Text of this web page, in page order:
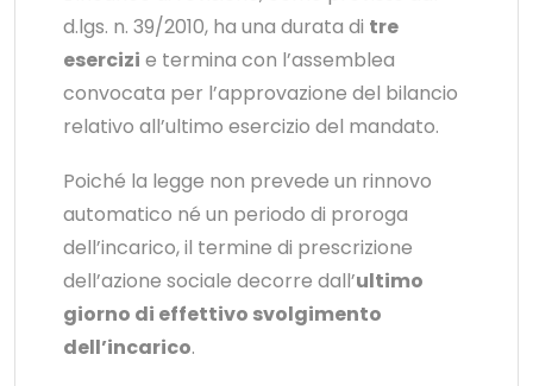
d.lgs. n. 39/2010, ha una durata di tre
esercizi e termina con l’assemblea
convocata per l’approvazione del bilancio
relativo all’ultimo esercizio del mandato.
Poiché la legge non prevede un rinnovo
automatico né un periodo di proroga
dell’incarico, il termine di prescrizione
dell’azione sociale decorre dall’ultimo
giorno di effettivo svolgimento
dell’incarico.